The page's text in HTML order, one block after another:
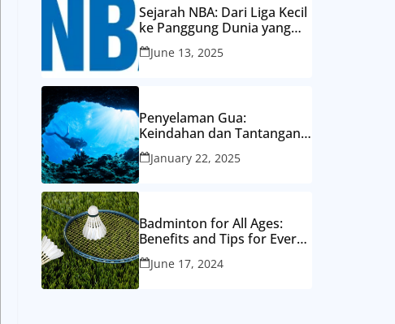
Sejarah NBA: Dari Liga Kecil
ke Panggung Dunia yang
Mendunia
June 13, 2025
Penyelaman Gua:
Keindahan dan Tantangan
Eksplorasi Dunia Bawah
Laut yang Tersembunyi
January 22, 2025
Badminton for All Ages:
Benefits and Tips for Every
Generation
June 17, 2024